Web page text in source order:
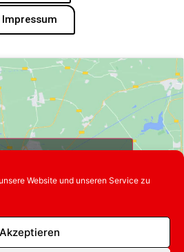
Website und unseren Service zu
Akzeptieren
Impressum
Marketing-Cookies zu
aktivieren